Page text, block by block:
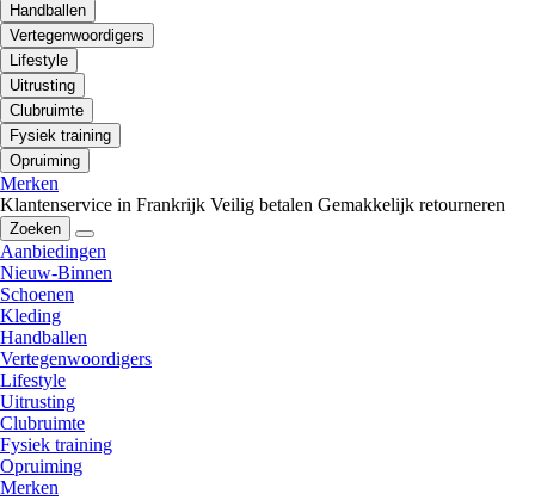
Handballen
Vertegenwoordigers
Lifestyle
Uitrusting
Clubruimte
Fysiek training
Opruiming
Merken
Klantenservice in Frankrijk Veilig betalen Gemakkelijk retourneren
Zoeken
Aanbiedingen
Nieuw-Binnen
Schoenen
Kleding
Handballen
Vertegenwoordigers
Lifestyle
Uitrusting
Clubruimte
Fysiek training
Opruiming
Merken